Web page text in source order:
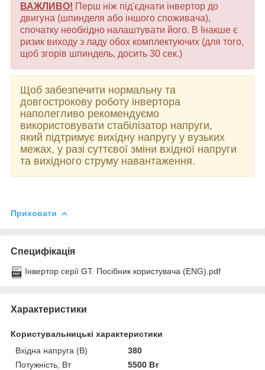
ВАЖЛИВО! Перш ніж під'єднати інвертор до
двигуна (шпинделя або іншого споживача),
спочатку необхідно налаштувати його. В Інакше є
ризик виходу з ладу обох комплектуючих (для того,
щоб згорів шпиндель, досить 30 сек.)
Щоб забезпечити нормальну та
довгострокову роботу інвертора
наполегливо рекомендуємо
використовувати стабілізатор напруги,
який підтримує вихідну напругу у вузьких
межах, у разі суттєвої зміни вхідної напруги
та вихідного струму навантаження.
Приховати
Специфікація
Інвертор серії GT. Посібник користувача (ENG).pdf
Характеристики
Користувальницькі характеристики
Вхідна напруга (В)
380
Потужність, Вт
5500 Вт